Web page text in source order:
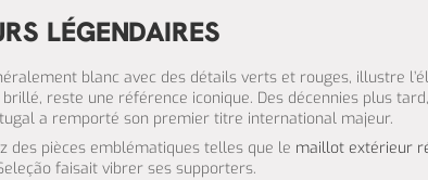
LÉGENDAIRES
blanc avec des détails verts et rouges, illustre
brillé, reste une référence iconique. Des décennies plus
a remporté son premier titre international majeur.
des pièces emblématiques telles que le maillot extérieur
faisait vibrer ses supporters.